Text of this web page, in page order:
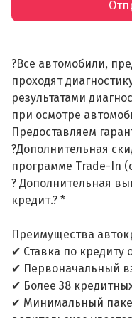
?Все автомобили,
проходят
результатами
при осмотре
Предоставляем
?Дополнительная
программе Trade-In
? Дополнительная
кредит.? *
Преимущества
✔ Ставка по кредиту
✔ Первоначальный
✔ Более 38
✔ Минимальный